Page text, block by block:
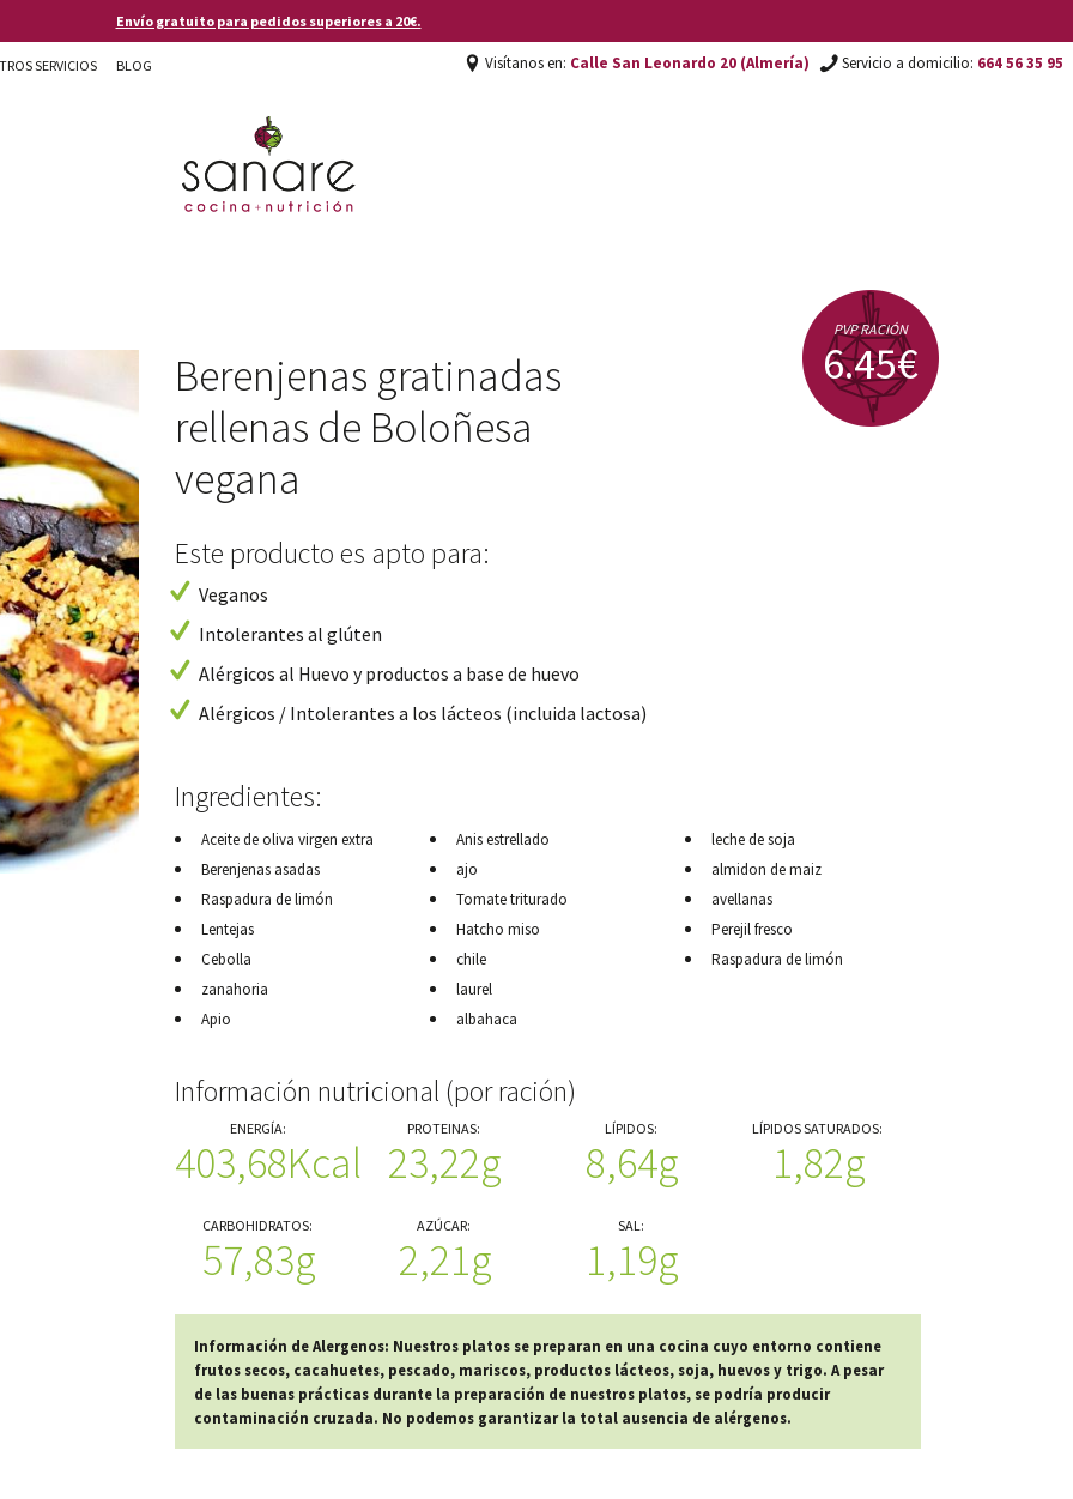
Envío gratuito para pedidos superiores a 20€.
SERVICIOS BLOG Visítanos en: Calle San Leonardo 20 (Almería) Servicio a domicilio: 664 56 35 95
Berenjenas gratinadas
rellenas de Boloñesa
vegana
Este producto es apto para:
Veganos
Intolerantes al glúten
Alérgicos al Huevo y productos a base de huevo
Alérgicos / Intolerantes a los lácteos (incluida lactosa)
Ingredientes:
Aceite de oliva virgen extra
Berenjenas asadas
Raspadura de limón
Lentejas
Cebolla
zanahoria
Apio
Anis estrellado
ajo
Tomate triturado
Hatcho miso
chile
laurel
albahaca
leche de soja
almidon de maiz
avellanas
Perejil fresco
Raspadura de limón
Información nutricional (por ración)
ENERGÍA:
403,68Kcal
PROTEINAS:
23,22g
LÍPIDOS:
8,64g
LÍPIDOS SATURADOS:
1,82g
CARBOHIDRATOS:
57,83g
AZÚCAR:
2,21g
SAL:
1,19g
Información de Alergenos: Nuestros platos se preparan en una cocina cuyo entorno contiene
frutos secos, cacahuetes, pescado, mariscos, productos lácteos, soja, huevos y trigo. A pesar
de las buenas prácticas durante la preparación de nuestros platos, se podría producir
contaminación cruzada. No podemos garantizar la total ausencia de alérgenos.
PVP RACIÓN
6.45€